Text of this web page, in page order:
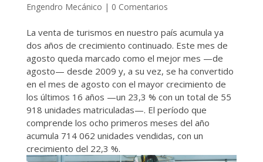
Engendro Mecánico | 0 Comentarios
La venta de turismos en nuestro país acumula ya
dos años de crecimiento continuado. Este mes de
agosto queda marcado como el mejor mes —de
agosto— desde 2009 y, a su vez, se ha convertido
en el mes de agosto con el mayor crecimiento de
los últimos 16 años —un 23,3 % con un total de 55
918 unidades matriculadas—. El período que
comprende los ocho primeros meses del año
acumula 714 062 unidades vendidas, con un
crecimiento del 22,3 %.